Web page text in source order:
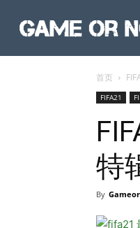
首页
FIFA21
特
By